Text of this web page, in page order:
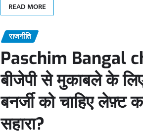
READ MORE
राजनीति
Paschim Bangal
बीजेपी से मुकाबले के
बनर्जी को चाहिए लेफ़्ट
सहारा?